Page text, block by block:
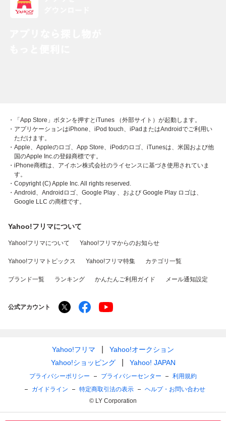
・「App Store」ボタンを押すとiTunes （外部サイト）が起動します。
・アプリケーションはiPhone、iPod touch、iPadまたはAndroidでご利用い
ただけます。
・Apple、Appleのロゴ、App Store、iPodのロゴ、iTunesは、米国および他
国のApple Inc.の登録商標です。
・iPhone商標は、アイホン株式会社のライセンスに基づき使用されていま
す。
・Copyright (C) Apple Inc. All rights reserved.
・Android、Androidロゴ、Google Play 、および Google Play ロゴは、
Google LLC の商標です。
Yahoo!フリマについて
Yahoo!フリマについて Yahoo!フリマからのお知らせ
Yahoo!フリマトピックス Yahoo!フリマ特集 カテゴリ一覧
ブランド一覧 ランキング かんたんご利用ガイド メール通知設定
公式アカウント
Yahoo!フリマ
Yahoo!オークション
Yahoo!ショッピング
Yahoo! JAPAN
プライバシーポリシー プライバシーセンター
利用規約
ガイドライン
特定商取引法の表示
ヘルプ・お問い合わせ
© LY Corporation